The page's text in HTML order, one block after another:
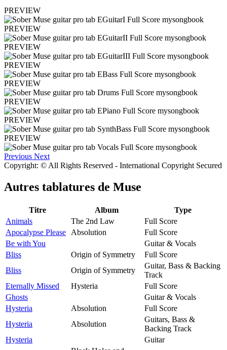
PREVIEW
PREVIEW
PREVIEW
PREVIEW
PREVIEW
PREVIEW
PREVIEW
PREVIEW
Previous Next
Copyright: © All Rights Reserved - International Copyright Secured
Autres tablatures de Muse
Titre Album
Type
Animals
The 2nd Law
Full Score
Apocalypse Please
Absolution
Full Score
Be with You
Guitar & Vocals
Bliss
Origin of Symmetry
Full Score
Bliss
Origin of Symmetry
Guitar, Bass & Backing
Track
Eternally Missed
Hysteria
Full Score
Ghosts
Guitar & Vocals
Hysteria
Absolution
Full Score
Hysteria
Absolution
Guitars, Bass &
Backing Track
Hysteria
Guitar